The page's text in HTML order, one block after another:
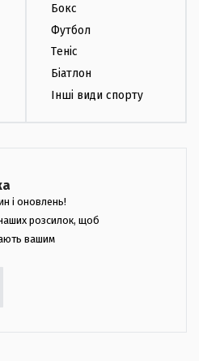
Бокс
Футбол
Теніс
Біатлон
Інші види спорту
і оновлень!
розсилок, щоб
вашим